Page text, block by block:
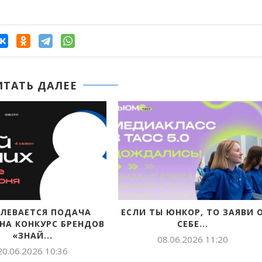
ДАЛЕЕ
«ЧИНЧИЙЭН БИЛ»
ӨРӨСПҮҮБҮЛҮКЭТЭЭҔИ КҮРЭХХЭ
КӨХТӨӨХ КЫТТЫЫНЫ ЫЛЫҤ!
15.04.2026 11:53
СТАРТОВАЛ
ГОРОДСКОЙ